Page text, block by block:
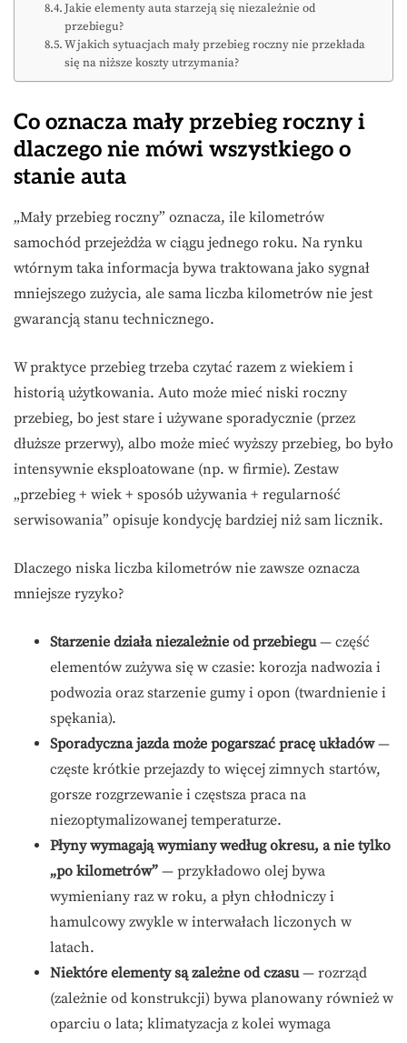
Jakie elementy auta starzeją się niezależnie od
przebiegu?
W jakich sytuacjach mały przebieg roczny nie przekłada
się na niższe koszty utrzymania?
Co oznacza mały przebieg roczny i
dlaczego nie mówi wszystkiego o
stanie auta
„Mały przebieg roczny” oznacza, ile kilometrów
samochód przejeżdża w ciągu jednego roku. Na rynku
wtórnym taka informacja bywa traktowana jako sygnał
mniejszego zużycia, ale sama liczba kilometrów nie jest
gwarancją stanu technicznego.
W praktyce przebieg trzeba czytać razem z wiekiem i
historią użytkowania. Auto może mieć niski roczny
przebieg, bo jest stare i używane sporadycznie (przez
dłuższe przerwy), albo może mieć wyższy przebieg, bo było
intensywnie eksploatowane (np. w firmie). Zestaw
„przebieg + wiek + sposób używania + regularność
serwisowania” opisuje kondycję bardziej niż sam licznik.
Dlaczego niska liczba kilometrów nie zawsze oznacza
mniejsze ryzyko?
Starzenie działa niezależnie od przebiegu— część
elementów zużywa się w czasie: korozja nadwozia i
podwozia oraz starzenie gumy i opon (twardnienie i
spękania).
Sporadyczna jazda może pogarszać pracę układów—
częste krótkie przejazdy to więcej zimnych startów,
gorsze rozgrzewanie i częstsza praca na
niezoptymalizowanej temperaturze.
Płyny wymagają wymiany według okresu, a nie tylko
„po kilometrów” — przykładowo olej bywa
wymieniany raz w roku, a płyn chłodniczy i
hamulcowy zwykle w interwałach liczonych w
latach.
Niektóre elementy są zależne od czasu— rozrząd
(zależnie od konstrukcji) bywa planowany również w
oparciu o lata; klimatyzacja z kolei wymaga